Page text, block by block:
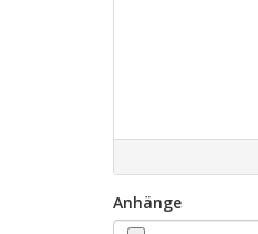
Anhänge